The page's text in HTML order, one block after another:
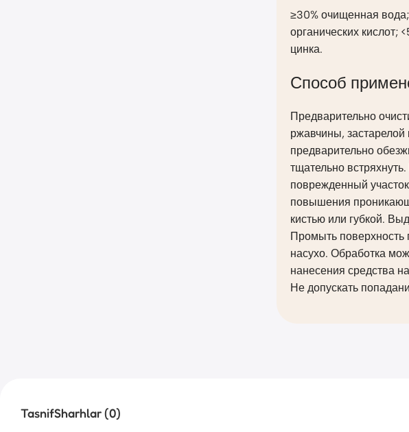
≥30% очищенная вода;
органических кислот;
цинка.
Способ
Предварительно
ржавчины, застарелой
предварительно
тщательно
поврежденный
повышения
кистью или губкой.
Промыть поверхность
насухо. Обработка
нанесения средства
Не допускать
TasnifSharhlar (0)